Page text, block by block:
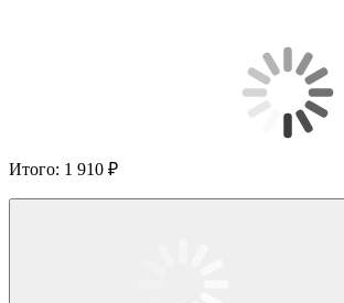
Итого: 1 910 ₽